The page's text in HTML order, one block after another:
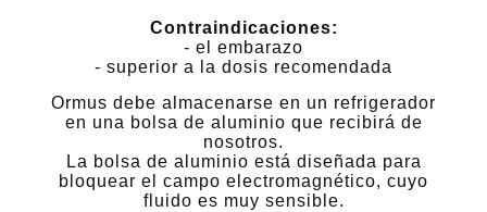
Contraindicaciones:
- el embarazo
- superior a la dosis recomendada
Ormus debe almacenarse en un refrigerador
en una bolsa de aluminio que recibirá de
nosotros.
La bolsa de aluminio está diseñada para
bloquear el campo electromagnético, cuyo
fluido es muy sensible.